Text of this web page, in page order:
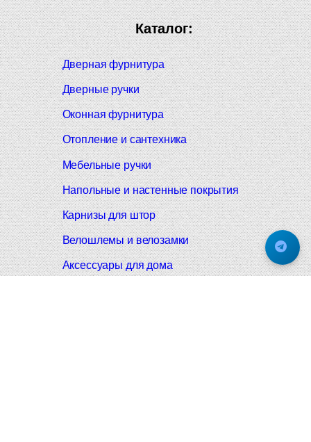
Каталог:
Дверная фурнитура
Дверные ручки
Оконная фурнитура
Отопление и сантехника
Мебельные ручки
Напольные и настенные покрытия
Карнизы для штор
Велошлемы и велозамки
Аксессуары для дома